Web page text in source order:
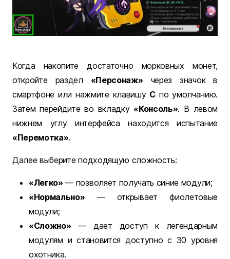
Когда накопите достаточно морковных монет,
откройте раздел «Персонаж» через значок в
смартфоне или нажмите клавишу C по умолчанию.
Затем перейдите во вкладку «Консоль». В левом
нижнем углу интерфейса находится испытание
«Перемотка».
Далее выберите подходящую сложность:
«Легко» — позволяет получать синие модули;
«Нормально» — открывает фиолетовые
модули;
«Сложно» — дает доступ к легендарным
модулям и становится доступно с 30 уровня
охотника.